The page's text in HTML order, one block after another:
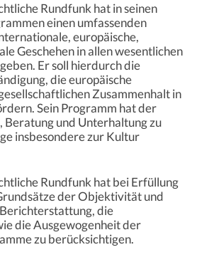
Rundfunk hat in seinen
einen umfassenden
europäische,
Geschehen in allen wesentlichen
Er soll hierdurch die
die europäische
Zusammenhalt in
Sein Programm hat der
Beratung und Unterhaltung zu
insbesondere zur Kultur
Rundfunk hat bei Erfüllung
der Objektivität und
die
die Ausgewogenheit der
zu berücksichtigen.